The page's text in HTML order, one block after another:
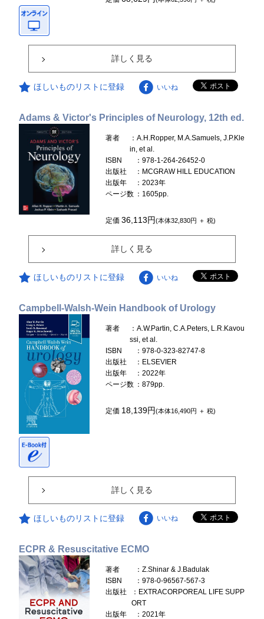
詳しく見る
ほしいものリストに登録 いいね
Adams & Victor's Principles of Neurology, 12th ed.
著者
：A.H.Ropper, M.A.Samuels, J.P.Kle
in, et al.
ISBN
：978-1-264-26452-0
出版社
：MCGRAW HILL EDUCATION
出版年
：2023年
ページ数 ：1605pp.
定価36,113円(本体32,830円 ＋ 税)
詳しく見る
ほしいものリストに登録 いいね
Campbell-Walsh-Wein Handbook of Urology
著者
：A.W.Partin, C.A.Peters, L.R.Kavou
ssi, et al.
ISBN
：978-0-323-82747-8
出版社
：ELSEVIER
出版年
：2022年
ページ数 ：879pp.
定価 18,139円(本体16,490円 ＋ 税)
詳しく見る
ほしいものリストに登録 いいね
ECPR & Resuscitative ECMO
著者
：Z.Shinar & J.Badulak
ISBN
：978-0-96567-567-3
出版社
：EXTRACORPOREAL LIFE SUPP
ORT
出版年
：2021年